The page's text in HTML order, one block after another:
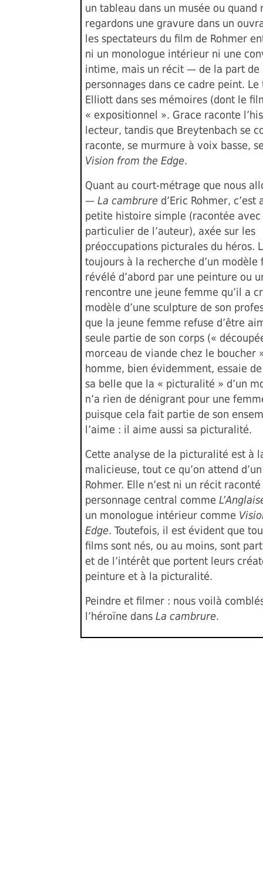
un tableau dans un musée ou quand
regardons une gravure dans un
les spectateurs du film de Rohmer
ni un monologue intérieur ni une
intime, mais un récit — de la part de
personnages dans ce cadre peint. Le
Elliott dans ses mémoires (dont le
« expositionnel ». Grace raconte
lecteur, tandis que Breytenbach se
raconte, se murmure à voix basse,
Vision from the Edge.
Quant au court-métrage que nous
— La cambrure d’Eric Rohmer,
petite histoire simple (racontée
particulier de l’auteur), axée sur les
préoccupations picturales du héros.
toujours à la recherche d’un modèle
révélé d’abord par une peinture ou
rencontre une jeune femme qu’il a
modèle d’une sculpture de son
que la jeune femme refuse d’être
seule partie de son corps («
morceau de viande chez le boucher
homme, bien évidemment, essaie
sa belle que la « picturalité » d’un
n’a rien de dénigrant pour une
puisque cela fait partie de son
l’aime : il aime aussi sa picturalité.
Cette analyse de la picturalité est à
malicieuse, tout ce qu’on attend
Rohmer. Elle n’est ni un récit
personnage central comme
un monologue intérieur comme
Edge. Toutefois, il est évident que
films sont nés, ou au moins, sont
et de l’intérêt que portent leurs
peinture et à la picturalité.
Peindre et filmer : nous voilà
l’héroïne dans La cambrure.